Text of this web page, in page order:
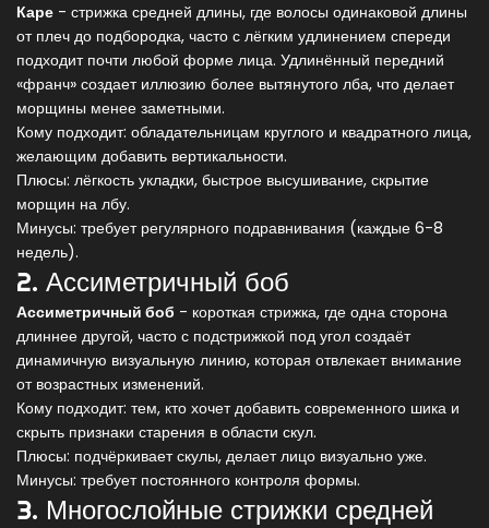
Каре - стрижка средней длины, где волосы одинаковой длины
от плеч до подбородка, часто с лёгким удлинением спереди
подходит почти любой форме лица. Удлинённый передний
«франч» создает иллюзию более вытянутого лба, что делает
морщины менее заметными.
Кому подходит: обладательницам круглого и квадратного лица,
желающим добавить вертикальности.
Плюсы: лёгкость укладки, быстрое высушивание, скрытие
морщин на лбу.
Минусы: требует регулярного подравнивания (каждые 6-8
недель).
2. Ассиметричный боб
Ассиметричный боб - короткая стрижка, где одна сторона
длиннее другой, часто с подстрижкой под угол создаёт
динамичную визуальную линию, которая отвлекает внимание
от возрастных изменений.
Кому подходит: тем, кто хочет добавить современного шика и
скрыть признаки старения в области скул.
Плюсы: подчёркивает скулы, делает лицо визуально уже.
Минусы: требует постоянного контроля формы.
3. Многослойные стрижки средней